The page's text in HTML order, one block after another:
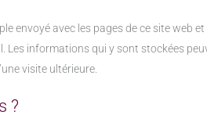
envoyé avec les pages de ce site web
Les informations qui y sont stockées
visite ultérieure.
?